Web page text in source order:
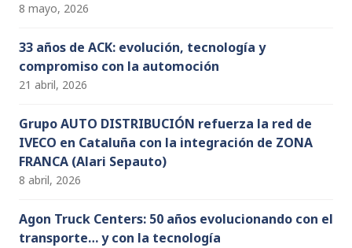
8 mayo, 2026
33 años de ACK: evolución, tecnología y
compromiso con la automoción
21 abril, 2026
Grupo AUTO DISTRIBUCIÓN refuerza la red de
IVECO en Cataluña con la integración de ZONA
FRANCA (Alari Sepauto)
8 abril, 2026
Agon Truck Centers: 50 años evolucionando con el
transporte… y con la tecnología